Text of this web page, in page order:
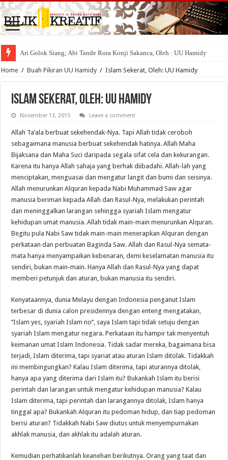
Ari Golok Siang; Abi Tande Rora Konji Sakanca, Oleh : UU Hamidy
Home / Buah Pikiran UU Hamidy / Islam Sekerat, Oleh: UU Hamidy
Islam Sekerat, Oleh: UU Hamidy
November 13, 2015 Leave a comment
Allah Ta’ala berbuat sekehendak-Nya. Tapi Allah tidak ceroboh
sebagaimana manusia berbuat sekehendak hatinya. Allah Maha
Bijaksana dan Maha Suci daripada segala sifat cela dan kekurangan.
Karena itu hanya Allah sahaja yang berhak diibadahi. Allah-lah yang
menciptakan, menguasai dan mengatur langit dan bumi dan seisinya.
Allah menurunkan Alquran kepada Nabi Muhammad Saw agar
manusia beriman kepada Allah dan Rasul-Nya, melakukan perintah
dan meninggalkan larangan sehingga syariah Islam mengatur
kehidupan umat manusia. Allah tidak main-main menurunkan Alquran.
Begitu pula Nabi Saw tidak main-main menerapkan Alquran dengan
perkataan dan perbuatan Baginda Saw. Allah dan Rasul-Nya semata-
mata hanya menyampaikan kebenaran, demi keselamatan manusia itu
sendiri, bukan main-main. Hanya Allah dan Rasul-Nya yang dapat
memberi petunjuk dan aturan, bukan manusia itu sendiri.
Kenyataannya, dunia Melayu dengan Indonesia penganut Islam
terbesar di dunia calon presidennya dengan enteng mengatakan,
‘’Islam yes, syariah Islam no’’, saya Islam tapi tidak setuju dengan
syariah Islam mengatur negara. Perkataan itu hampir tak menyentuh
keimanan umat Islam Indonesia. Tidak sadar mereka, bagaimana bisa
terjadi, Islam diterima, tapi syariat atau aturan Islam ditolak. Tidakkah
ini membingungkan? Kalau Islam diterima, tapi aturannya ditolak,
hanya apa yang diterima dari Islam itu? Bukankah Islam itu berisi
perintah dan larangan untuk mengatur kehidupan manusia? Kalau
Islam diterima, tapi perintah dan larangannya ditolak, Islam hanya
tinggal apa? Bukankah Alquran itu pedoman hidup, dan tiap pedoman
berisi aturan? Tidakkah Nabi Saw diutus untuk menyempurnakan
akhlak manusia, dan akhlak itu adalah aturan.
Kemudian perhatikanlah keanehan berikutnya. Orang yang taat dan